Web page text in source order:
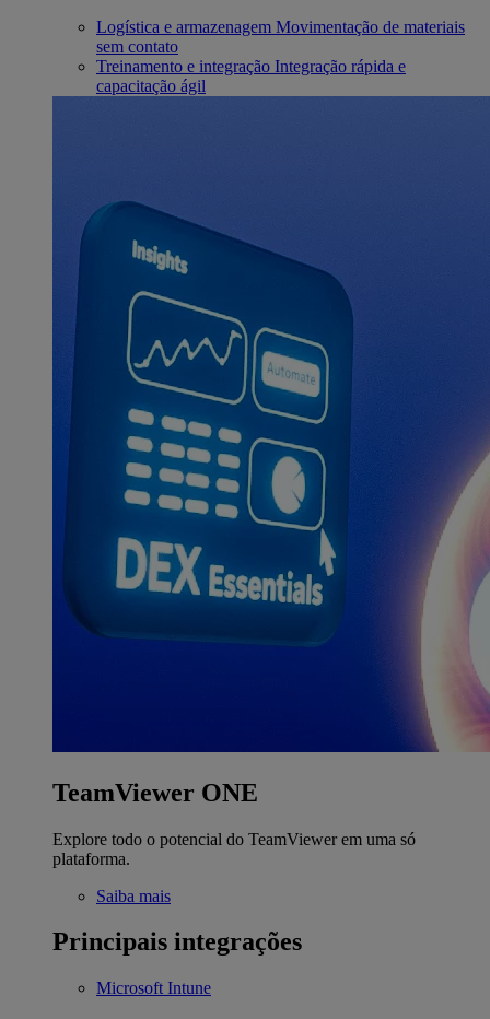
Logística e armazenagem Movimentação de materiais
sem contato
Treinamento e integração Integração rápida e
capacitação ágil
TeamViewer ONE
Explore todo o potencial do TeamViewer em uma só
plataforma.
Saiba mais
Principais integrações
Microsoft Intune